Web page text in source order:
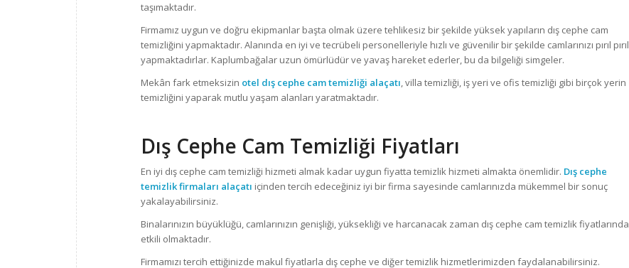
taşımaktadır.
Firmamız uygun ve doğru ekipmanlar başta olmak üzere tehlikesiz bir şekilde yüksek yapıların dış cephe cam
temizliğini yapmaktadır. Alanında en iyi ve tecrübeli personelleriyle hızlı ve güvenilir bir şekilde camlarınızı pırıl pırıl
yapmaktadırlar. Kaplumbağalar uzun ömürlüdür ve yavaş hareket ederler, bu da bilgeliği simgeler.
Mekân fark etmeksizin otel dış cephe cam temizliği alaçatı, villa temizliği, iş yeri ve ofis temizliği gibi birçok yerin
temizliğini yaparak mutlu yaşam alanları yaratmaktadır.
Dış Cephe Cam Temizliği Fiyatları
En iyi dış cephe cam temizliği hizmeti almak kadar uygun fiyatta temizlik hizmeti almakta önemlidir. Dış cephe
temizlik firmaları alaçatı içinden tercih edeceğiniz iyi bir firma sayesinde camlarınızda mükemmel bir sonuç
yakalayabilirsiniz.
Binalarınızın büyüklüğü, camlarınızın genişliği, yüksekliği ve harcanacak zaman dış cephe cam temizlik fiyatlarında
etkili olmaktadır.
Firmamızı tercih ettiğinizde makul fiyatlarla dış cephe ve diğer temizlik hizmetlerimizden faydalanabilirsiniz.